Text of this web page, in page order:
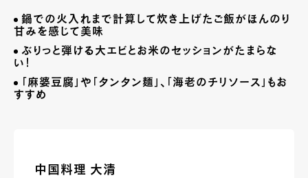
鍋での火入れまで計算して炊き上げたご飯がほんのり
甘みを感じて美味
ぶりっと弾ける大エビとお米のセッションがたまらな
い！
「麻婆豆腐」や「タンタン麺」、「海老のチリソース」もお
すすめ
中国料理 大清